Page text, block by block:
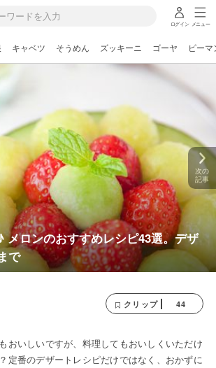
ログイン メニュー
キャベツ そうめん ズッキーニ ゴーヤ ピーマ
メロンのおすすめレシピ43選。デザ
で
次の
記事
クリップ 44
おいしいですが、料理してもおいしくいただけ
定番のデザートレシピだけではなく、おかずに